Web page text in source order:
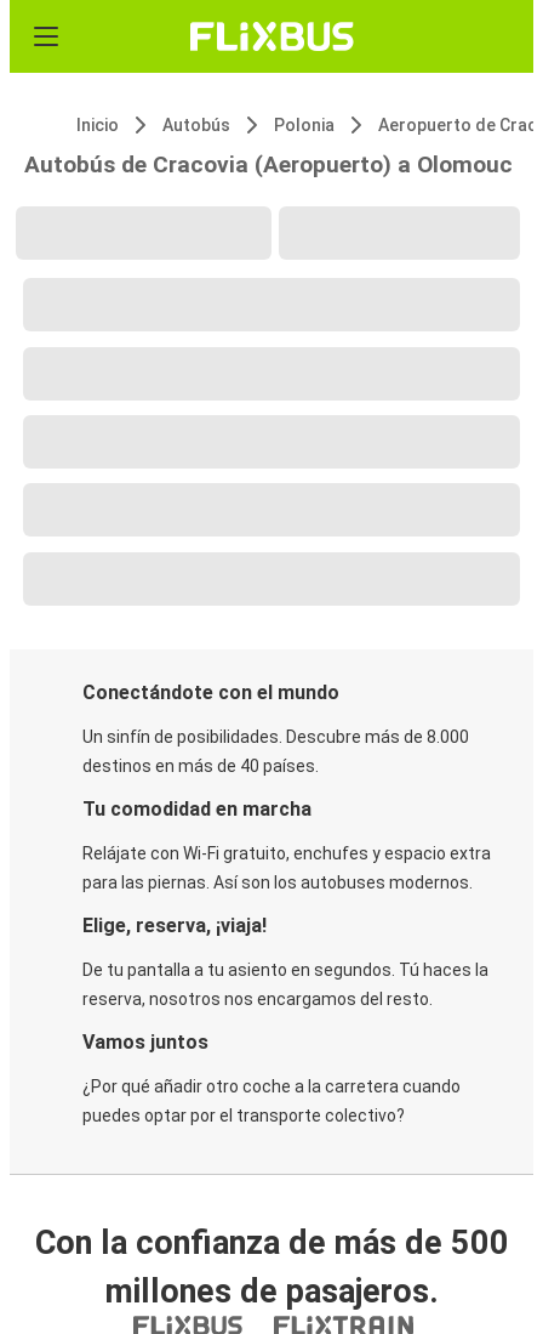
Inicio Autobús Polonia
Autobús de Cracovia (Aeropuerto) a Olomouc
Conectándote con el mundo
Un sinfín de posibilidades. Descubre más de 8.000
destinos en más de 40 países.
Tu comodidad en marcha
Relájate con Wi-Fi gratuito, enchufes y espacio extra
para las piernas. Así son los autobuses modernos.
Elige, reserva, ¡viaja!
De tu pantalla a tu asiento en segundos. Tú haces la
reserva, nosotros nos encargamos del resto.
Vamos juntos
¿Por qué añadir otro coche a la carretera cuando
puedes optar por el transporte colectivo?
Con la confianza de más de 500
millones de pasajeros.